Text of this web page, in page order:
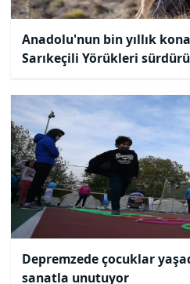
Anadolu'nun bin yıllık
Sarıkeçili Yörükleri
Depremzede çocuklar
sanatla unutuyor